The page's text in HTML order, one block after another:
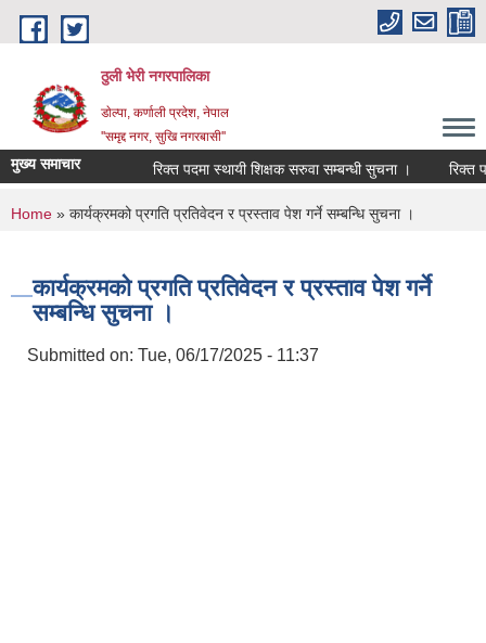
Skip to main content
ठुली भेरी नगरपालिका
डाेल्पा, कर्णाली प्रदेश, नेपाल
''समृद्द नगर, सुखि नगरबासी''
मुख्य समाचार रिक्त पदमा स्थायी शिक्षक सरुवा सम्बन्धी सुचना । रिक्त
You are here
Home » कार्यक्रमको प्रगति प्रतिवेदन र प्रस्ताव पेश गर्ने सम्बन्धि सुचना ।
कार्यक्रमको प्रगति प्रतिवेदन र प्रस्ताव पेश गर्ने
सम्बन्धि सुचना ।
Submitted on: Tue, 06/17/2025 - 11:37